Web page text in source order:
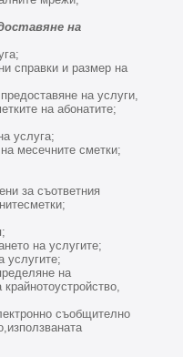
на
справки и размер на
на услуги,
на абонатите;
услуга;
месечните сметки;
за съответния
на услугите;
услугите;
на
съобщително